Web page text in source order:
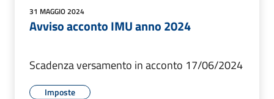
31 MAGGIO 2024
Avviso acconto IMU anno 2024
Scadenza versamento in acconto 17/06/2024
Imposte